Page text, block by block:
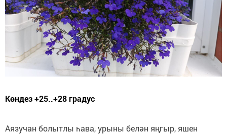
Көндез +25..+28 градус
Аязучан болытлы һава, урыны белән яңгыр, яшен